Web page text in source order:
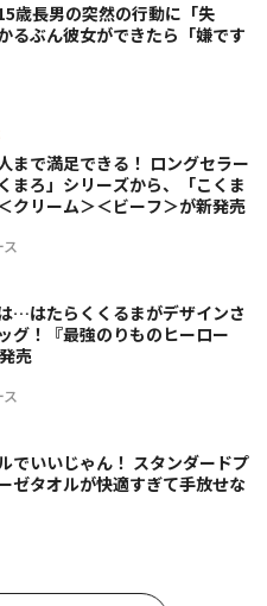
歳長男の突然の行動に「失
るぶん彼女ができたら「嫌です
まで満足できる！ ロングセラー
まろ」シリーズから、「こくま
クリーム＞＜ビーフ＞が新発売
…はたらくくるまがデザインさ
グ！『最強のりものヒーロー
売
でいいじゃん！ スタンダードプ
ゼタオルが快適すぎて手放せな